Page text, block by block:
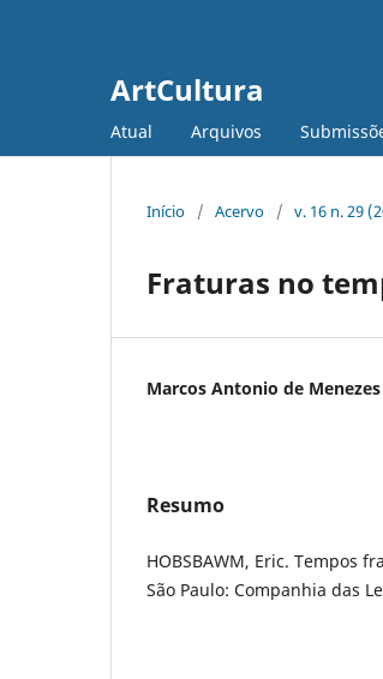
ArtCultura
Atual Arquivos
Início / Acervo / v. 16 n. 29
Fraturas no
Marcos Antonio de Menezes
Resumo
HOBSBAWM, Eric. Tempos
São Paulo: Companhia das